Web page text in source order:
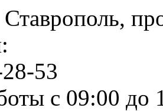
Ставрополь,
53
с 09:00 до